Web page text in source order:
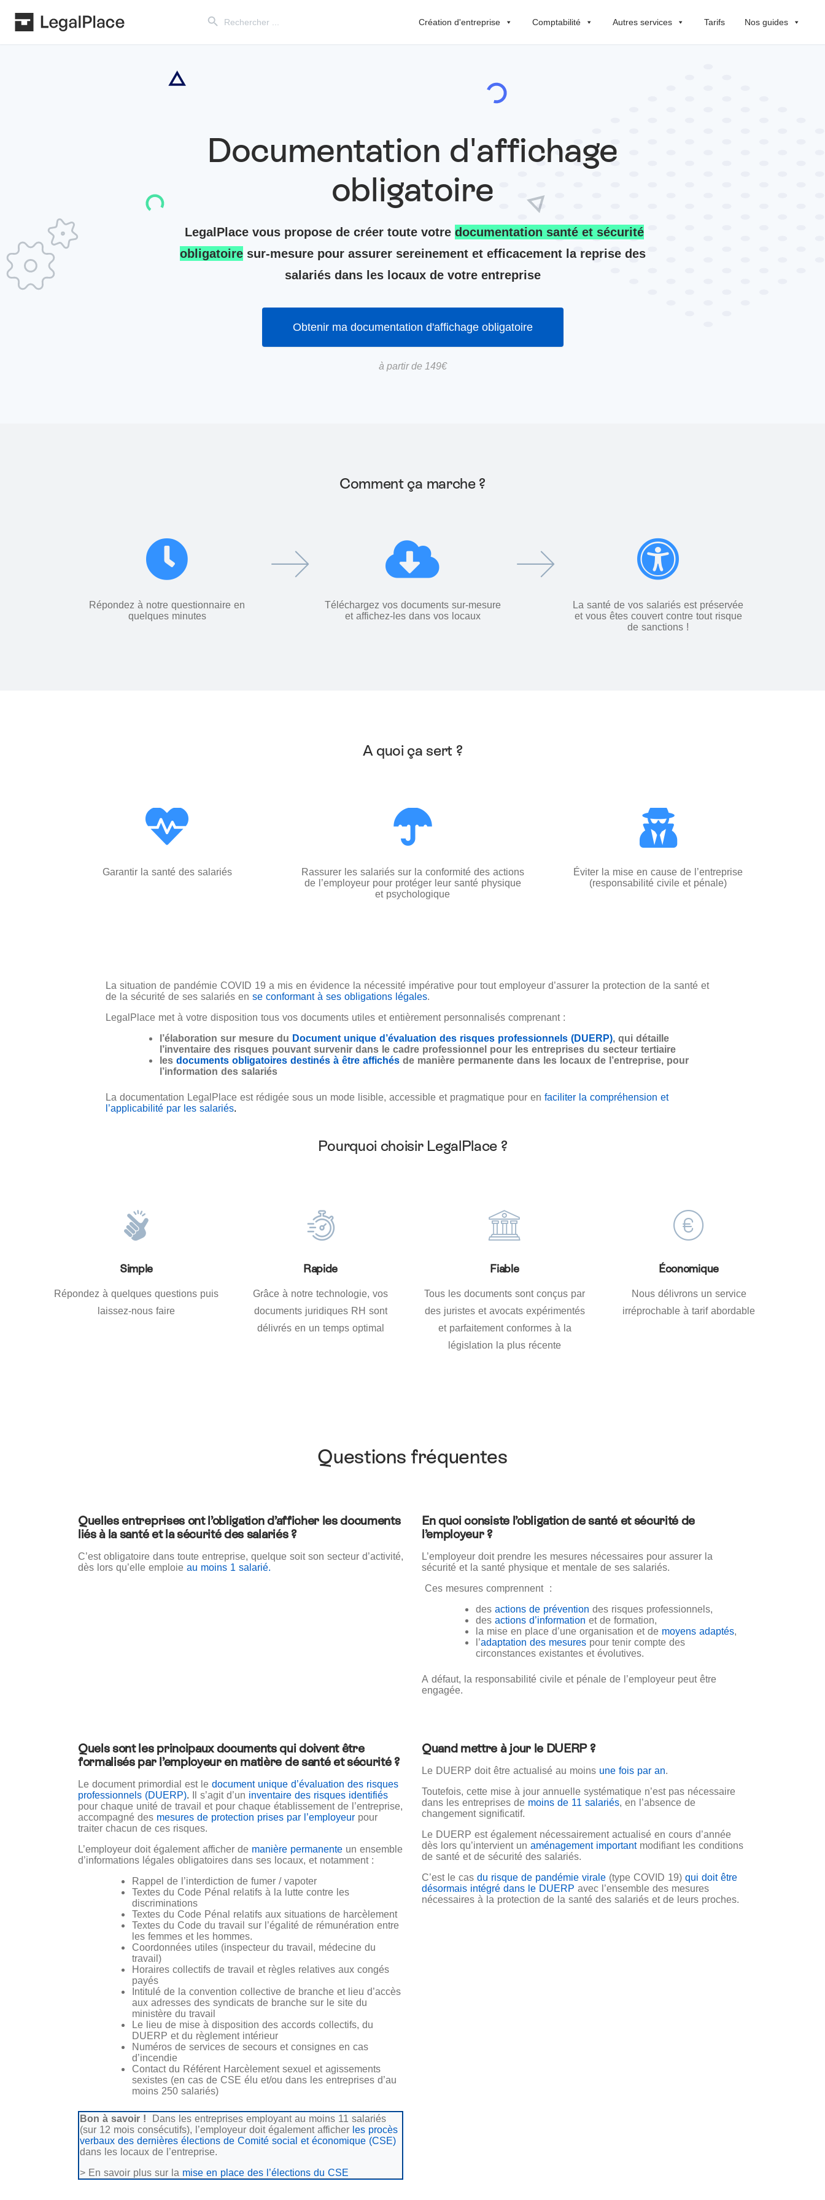
for:
Création d'entreprise Comptabilité Autres services Tarifs Nos guides
Documentation d'affichage
obligatoire
LegalPlace vous propose de créer toute votre documentation santé et sécurité
obligatoiresur-mesure pour assurer sereinement et efficacement la reprise des
salariés dans les locaux de votre entreprise
Obtenir ma documentation d'affichage obligatoire
à partir de 149€
Comment ça marche ?
Répondez à notre questionnaire en
quelques minutes
Téléchargez vos documents sur-mesure
et affichez-les dans vos locaux
La santé de vos salariés est préservée
et vous êtes couvert contre tout risque
de sanctions !
A quoi ça sert ?
Garantir la santé des salariés
Rassurer les salariés sur la conformité des actions
de l’employeur pour protéger leur santé physique
et psychologique
Éviter la mise en cause de l’entreprise
(responsabilité civile et pénale)
La situation de pandémie COVID 19 a mis en évidence la nécessité impérative pour tout employeur d’assurer la protection de la santé et
de la sécurité de ses salariés en se conformant à ses obligations légales.
LegalPlace met à votre disposition tous vos documents utiles et entièrement personnalisés comprenant :
l’élaboration sur mesure du Document unique d’évaluation des risques professionnels (DUERP), qui détaille
l’inventaire des risques pouvant survenir dans le cadre professionnel pour les entreprises du secteur tertiaire
les documents obligatoires destinés à être affichés de manière permanente dans les locaux de l’entreprise, pour
l’information des salariés
La documentation LegalPlace est rédigée sous un mode lisible, accessible et pragmatique pour en faciliter la compréhension et
l’applicabilité par les salariés.
Pourquoi choisir LegalPlace ?
Simple
Répondez à quelques questions puis
laissez-nous faire
Rapide
Grâce à notre technologie, vos
documents juridiques RH sont
délivrés en un temps optimal
Fiable
Tous les documents sont conçus par
des juristes et avocats expérimentés
et parfaitement conformes à la
législation la plus récente
Économique
Nous délivrons un service
irréprochable à tarif abordable
Questions fréquentes
Quelles entreprises ont l’obligation d’afficher les documents
liés à la santé et la sécurité des salariés ?
C’est obligatoire dans toute entreprise, quelque soit son secteur d’activité,
dès lors qu’elle emploie au moins 1 salarié.
En quoi consiste l’obligation de santé et sécurité de
l’employeur ?
L’employeur doit prendre les mesures nécessaires pour assurer la
sécurité et la santé physique et mentale de ses salariés.
Ces mesures comprennent :
des actions de prévention des risques professionnels,
des actions d’information et de formation,
la mise en place d’une organisation et de moyens adaptés,
l’adaptation des mesures pour tenir compte des
circonstances existantes et évolutives.
A défaut, la responsabilité civile et pénale de l’employeur peut être
engagée.
Quels sont les principaux documents qui doivent être
formalisés par l’employeur en matière de santé et sécurité ?
Le document primordial est le document unique d’évaluation des risques
professionnels (DUERP). Il s’agit d’un inventaire des risques identifiés
pour chaque unité de travail et pour chaque établissement de l’entreprise,
accompagné des mesures de protection prises par l’employeur pour
traiter chacun de ces risques.
L’employeur doit également afficher de manière permanente un ensemble
d’informations légales obligatoires dans ses locaux, et notamment :
Rappel de l’interdiction de fumer / vapoter
Textes du Code Pénal relatifs à la lutte contre les
discriminations
Textes du Code Pénal relatifs aux situations de harcèlement
Textes du Code du travail sur l’égalité de rémunération entre
les femmes et les hommes.
Coordonnées utiles (inspecteur du travail, médecine du
travail)
Horaires collectifs de travail et règles relatives aux congés
payés
Intitulé de la convention collective de branche et lieu d’accès
aux adresses des syndicats de branche sur le site du
ministère du travail
Le lieu de mise à disposition des accords collectifs, du
DUERP et du règlement intérieur
Numéros de services de secours et consignes en cas
d’incendie
Contact du Référent Harcèlement sexuel et agissements
sexistes (en cas de CSE élu et/ou dans les entreprises d’au
moins 250 salariés)
Bon à savoir ! Dans les entreprises employant au moins 11 salariés
(sur 12 mois consécutifs), l’employeur doit également afficher les procès
verbaux des dernières élections de Comité social et économique (CSE)
dans les locaux de l’entreprise.
> En savoir plus sur la mise en place des l’élections du CSE
Quand mettre à jour le DUERP ?
Le DUERP doit être actualisé au moins une fois par an.
Toutefois, cette mise à jour annuelle systématique n’est pas nécessaire
dans les entreprises de moins de 11 salariés, en l’absence de
changement significatif.
Le DUERP est également nécessairement actualisé en cours d’année
dès lors qu’intervient un aménagement importantmodifiant les conditions
de santé et de sécurité des salariés.
C’est le cas du risque de pandémie virale (type COVID 19) qui doit être
désormais intégré dans le DUERP avec l’ensemble des mesures
nécessaires à la protection de la santé des salariés et de leurs proches.